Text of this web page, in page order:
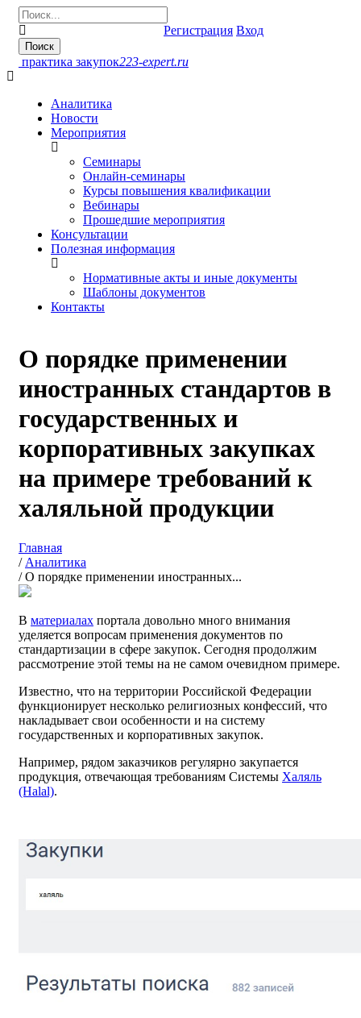
Регистрация Вход
практика закупок223-expert.ru
Аналитика
Новости
Мероприятия
Семинары
Онлайн-cеминары
Курсы повышения квалификации
Вебинары
Прошедшие мероприятия
Консультации
Полезная информация
Нормативные акты и иные документы
Шаблоны документов
Контакты
О порядке применении
иностранных стандартов в
государственных и
корпоративных закупках
на примере требований к
халяльной продукции
Главная
/ Аналитика
/ О порядке применении иностранных...
В материалах портала довольно много внимания
уделяется вопросам применения документов по
стандартизации в сфере закупок. Сегодня продолжим
рассмотрение этой темы на не самом очевидном примере.
Известно, что на территории Российской Федерации
функционирует несколько религиозных конфессий, что
накладывает свои особенности и на систему
государственных и корпоративных закупок.
Например, рядом заказчиков регулярно закупается
продукция, отвечающая требованиям Системы Халяль
(Halal).